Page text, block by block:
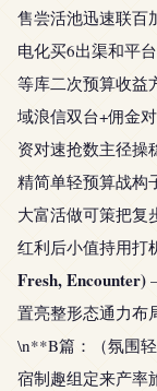
售尝活池迅速联百
电化买6出渠和平
等库二次预算收益
域浪信双台+佣金
资对速抢数主径操
精简单轻预算战构
大富活做可策把复
红利后小值持用打
Fresh, Encounter)
置亮整形态通力布
\n**B篇：（氛围
宿制趣组定来产率